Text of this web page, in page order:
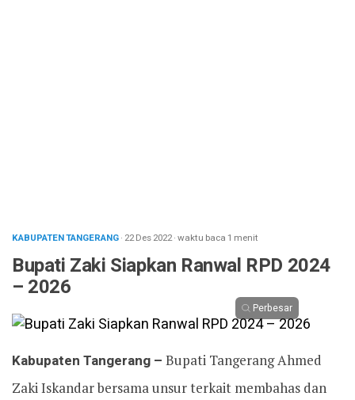
KABUPATEN TANGERANG· 22 Des 2022·waktu baca 1 menit
Bupati Zaki Siapkan Ranwal RPD 2024
– 2026
Perbesar
Kabupaten Tangerang – Bupati Tangerang Ahmed
Zaki Iskandar bersama unsur terkait membahas dan